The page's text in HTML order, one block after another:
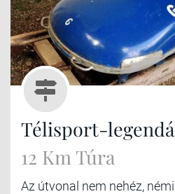
Télisport-
12 Km Túra
Az útvonal nem nehéz,